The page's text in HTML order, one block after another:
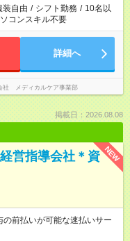
装自由 / シフト勤務 / 10名以
コンスキル不要
詳細へ
社 メディカルケア事業部
掲載日：2026.08.08
NEW
営指導会社＊資
前払いが可能な速払いサー